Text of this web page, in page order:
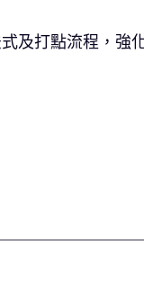
及打點流程，強